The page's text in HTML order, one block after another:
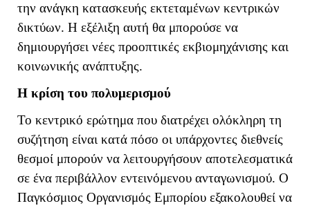
την ανάγκη κατασκευής εκτεταμένων κεντρικών
δικτύων. Η εξέλιξη αυτή θα μπορούσε να
δημιουργήσει νέες προοπτικές εκβιομηχάνισης και
κοινωνικής ανάπτυξης.
Η κρίση του πολυμερισμού
Το κεντρικό ερώτημα που διατρέχει ολόκληρη τη
συζήτηση είναι κατά πόσο οι υπάρχοντες διεθνείς
θεσμοί μπορούν να λειτουργήσουν αποτελεσματικά
σε ένα περιβάλλον εντεινόμενου ανταγωνισμού. Ο
Παγκόσμιος Οργανισμός Εμπορίου εξακολουθεί να